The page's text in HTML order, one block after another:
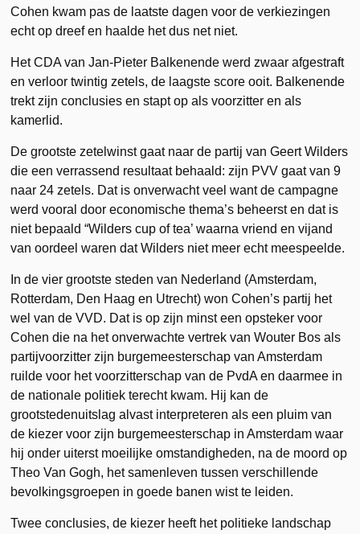
Cohen kwam pas de laatste dagen voor de verkiezingen
echt op dreef en haalde het dus net niet.
Het CDA van Jan-Pieter Balkenende werd zwaar afgestraft
en verloor twintig zetels, de laagste score ooit. Balkenende
trekt zijn conclusies en stapt op als voorzitter en als
kamerlid.
De grootste zetelwinst gaat naar de partij van Geert Wilders
die een verrassend resultaat behaald: zijn PVV gaat van 9
naar 24 zetels. Dat is onverwacht veel want de campagne
werd vooral door economische thema’s beheerst en dat is
niet bepaald “Wilders cup of tea’ waarna vriend en vijand
van oordeel waren dat Wilders niet meer echt meespeelde.
In de vier grootste steden van Nederland (Amsterdam,
Rotterdam, Den Haag en Utrecht) won Cohen’s partij het
wel van de VVD. Dat is op zijn minst een opsteker voor
Cohen die na het onverwachte vertrek van Wouter Bos als
partijvoorzitter zijn burgemeesterschap van Amsterdam
ruilde voor het voorzitterschap van de PvdA en daarmee in
de nationale politiek terecht kwam. Hij kan de
grootstedenuitslag alvast interpreteren als een pluim van
de kiezer voor zijn burgemeesterschap in Amsterdam waar
hij onder uiterst moeilijke omstandigheden, na de moord op
Theo Van Gogh, het samenleven tussen verschillende
bevolkingsgroepen in goede banen wist te leiden.
Twee conclusies, de kiezer heeft het politieke landschap